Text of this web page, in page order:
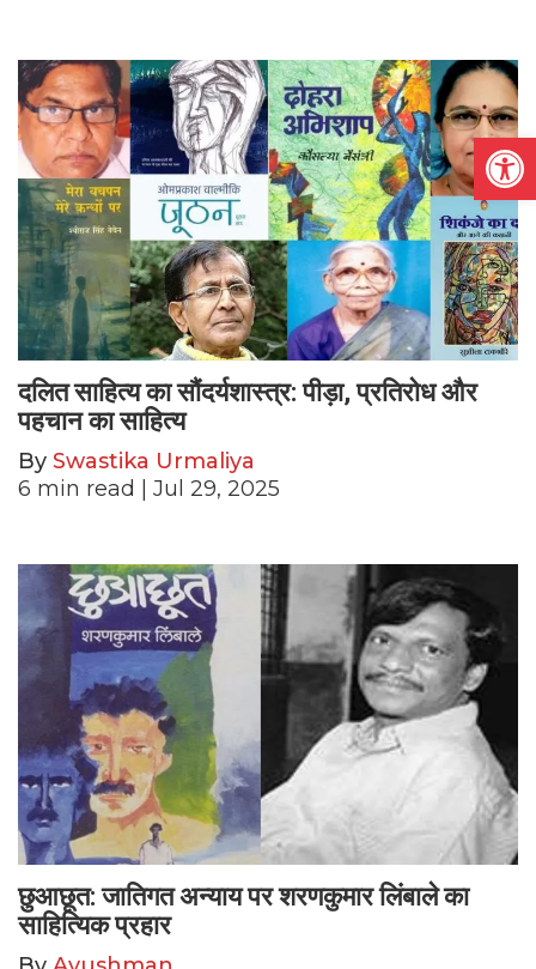
दलित साहित्य का सौंदर्यशास्त्र: पीड़ा, प्रतिरोध और
पहचान का साहित्य
By Swastika Urmaliya
6 min read | Jul 29, 2025
छुआछूत: जातिगत अन्याय पर शरणकुमार लिंबाले का
साहित्यिक प्रहार